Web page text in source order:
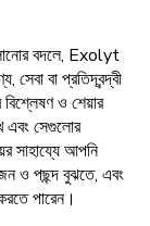
বদলে, Exolyt
বা প্রতিদ্বন্দ্বী
ও শেয়ার
এবং সেগুলোর
সাহায্যে আপনি
ও পছন্দ বুঝতে, এবং
পারেন।